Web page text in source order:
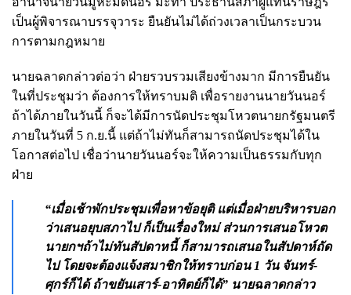
เป็นผู้พิจารณาบรรจุวาระ ยืนยันไม่ได้ถ่วงเวลาเป็นกระบวน
การตามกฎหมาย
นายฉลาดกล่าวต่อว่า ฝ่ายรวบรวมเสียงข้างมาก มีการยืนยัน
ในที่ประชุมว่า ต้องการให้ทราบมติ เพื่อรายงานนายวันนอร์
ถ้าได้ภายในวันนี้ ก็จะได้มีการนัดประชุมโหวตนายกรัฐมนตรี
ภายในวันที่ 5 ก.ย.นี้ แต่ถ้าไม่ทันก็สามารถนัดประชุมได้ใน
โอกาสต่อไป เชื่อว่านายวันนอร์จะให้ความเป็นธรรมกับทุก
ฝ่าย
“เมื่อเช้าพักประชุมเพื่อหาข้อยุติ แต่เมื่อฝ่ายบริหารบอก
ว่าเสนอยุบสภาไป ก็เป็นเรื่องใหม่ ส่วนการเสนอโหวต
นายกฯถ้าไม่ทันสัปดาหนี้ ก็สามารถเสนอในสัปดาห์ถัด
ไป โดยจะต้องแจ้งสมาชิกให้ทราบก่อน 1 วัน จันทร์-
ศุกร์ก็ได้ ถ้าขยันเสาร์-อาทิตย์ก็ได้” นายฉลาดกล่าว